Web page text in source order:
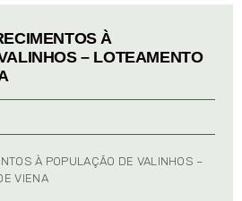
À
– LOTEAMENTO
À POPULAÇÃO DE VALINHOS –
VIENA